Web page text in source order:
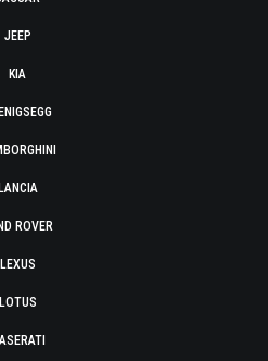
JEEP
KIA
LANCIA
ROVER
LEXUS
LOTUS